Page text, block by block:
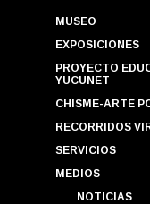
MUSEO
EXPOSICIONES
PROYECTO
YUCUNET
CHISME-ARTE
RECORRIDOS
SERVICIOS
MEDIOS
NOTICIAS